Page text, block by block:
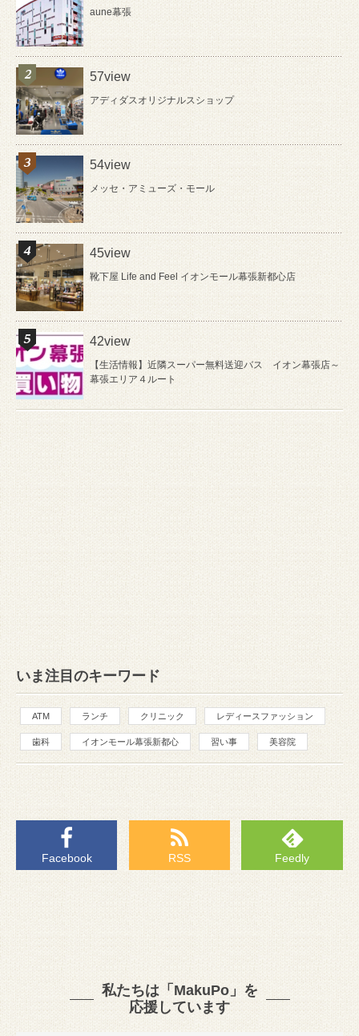
aune幕張
57view
アディダスオリジナルスショップ
54view
メッセ・アミューズ・モール
45view
靴下屋 Life and Feel イオンモール幕張新都心店
42view
【生活情報】近隣スーパー無料送迎バス イオン幕張店～
幕張エリア４ルート
いま注目のキーワード
ATM ランチ クリニック レディースファッション
歯科 イオンモール幕張新都心 習い事 美容院
Facebook RSS Feedly
私たちは「MakuPo」を
応援しています